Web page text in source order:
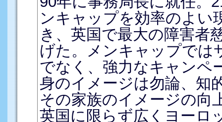
ンキャップを効率のよい
き、英国で最大の障害者
げた。メンキャップでは
でなく、強力なキャンペ
身のイメージは勿論、知
その家族のイメージの向
英国に限らず広くヨーロ